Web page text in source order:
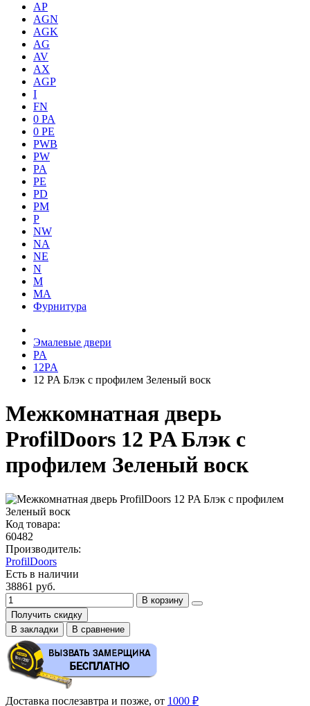
AP
AGN
AGK
AG
AV
AX
AGP
I
FN
0 PA
0 PE
PWB
PW
PA
PE
PD
PM
P
NW
NA
NE
N
M
MA
Фурнитура
Эмалевые двери
PA
12PA
12 PA Блэк с профилем Зеленый воск
Межкомнатная дверь
ProfilDoors 12 PA Блэк с
профилем Зеленый воск
Код товара:
60482
Производитель:
ProfilDoors
Есть в наличии
38861 руб.
В корзину
Получить скидку
В закладки
В сравнение
Доставка послезавтра и позже, от 1000 ₽